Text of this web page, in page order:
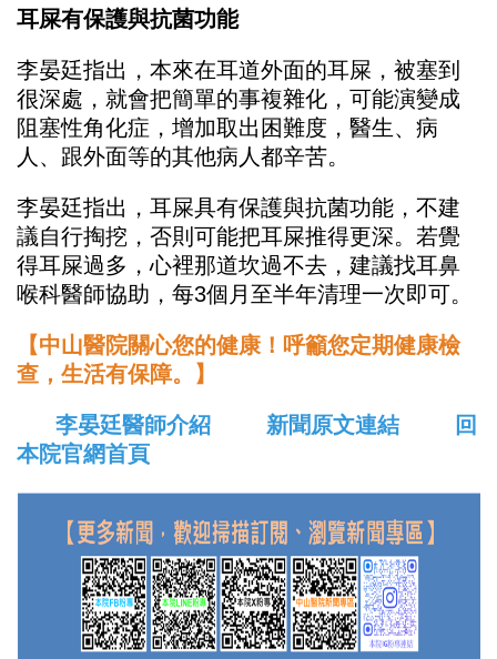
耳屎有保護與抗菌功能
李晏廷指出，本來在耳道外面的耳屎，被塞到
很深處，就會把簡單的事複雜化，可能演變成
阻塞性角化症，增加取出困難度，醫生、病
人、跟外面等的其他病人都辛苦。
李晏廷指出，耳屎具有保護與抗菌功能，不建
議自行掏挖，否則可能把耳屎推得更深。若覺
得耳屎過多，心裡那道坎過不去，建議找耳鼻
喉科醫師協助，每3個月至半年清理一次即可。
【中山醫院關心您的健康！呼籲您定期健康檢
查，生活有保障。】
李晏廷醫師介紹
新聞原文連結
回
本院官網首頁